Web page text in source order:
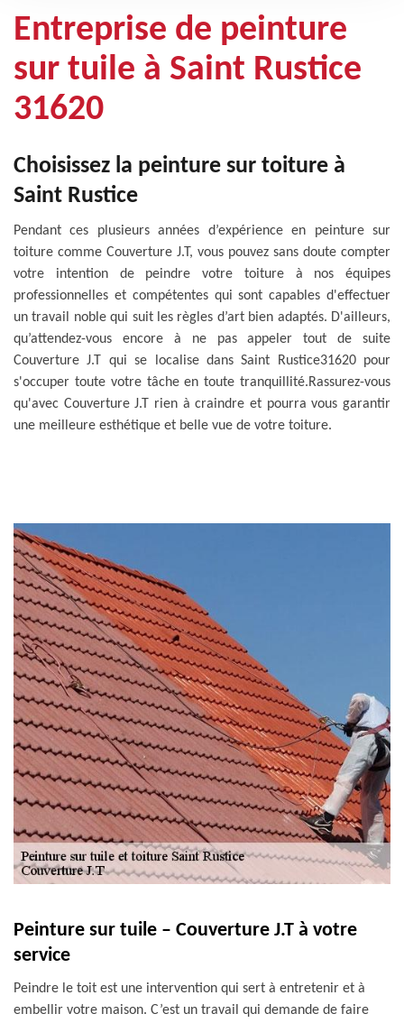
Entreprise de peinture
sur tuile à Saint Rustice
31620
Choisissez la peinture sur toiture à
Saint Rustice
Pendant ces plusieurs années d’expérience en peinture sur
toiture comme Couverture J.T, vous pouvez sans doute compter
votre intention de peindre votre toiture à nos équipes
professionnelles et compétentes qui sont capables d'effectuer
un travail noble qui suit les règles d’art bien adaptés. D'ailleurs,
qu’attendez-vous encore à ne pas appeler tout de suite
Couverture J.T qui se localise dans Saint Rustice31620 pour
s'occuper toute votre tâche en toute tranquillité.Rassurez-vous
qu'avec Couverture J.T rien à craindre et pourra vous garantir
une meilleure esthétique et belle vue de votre toiture.
Peinture sur tuile – Couverture J.T à votre
service
Peindre le toit est une intervention qui sert à entretenir et à
embellir votre maison. C’est un travail qui demande de faire